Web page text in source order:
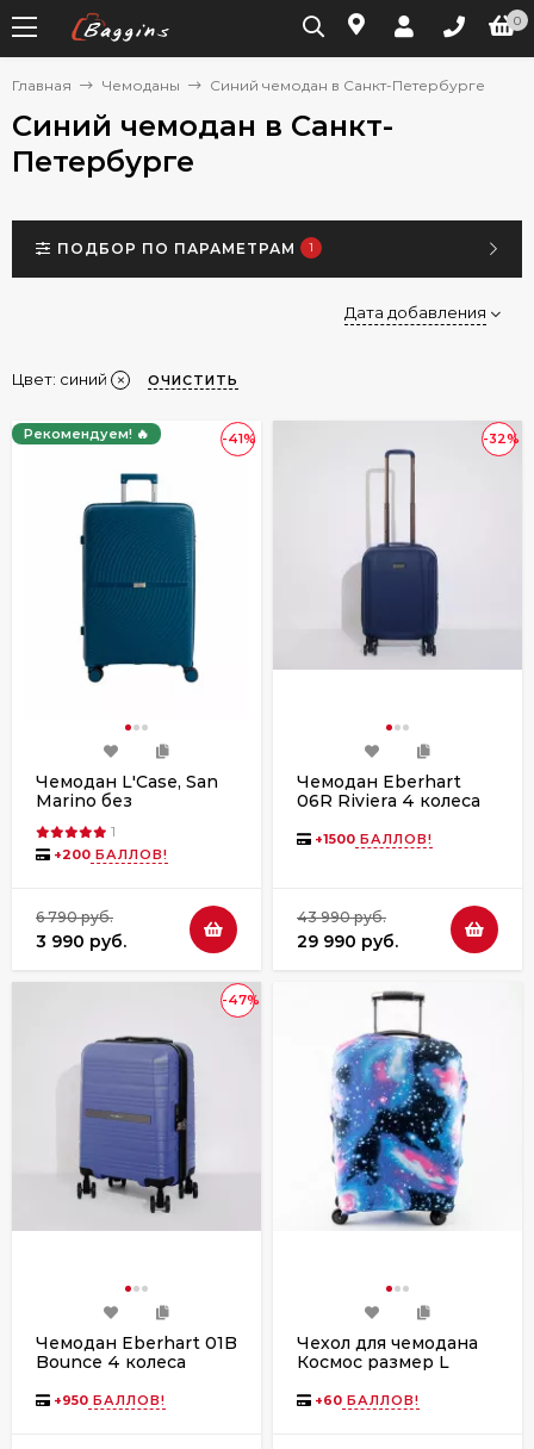
0
Главная Чемоданы Синий чемодан в Санкт-Петербурге
Синий чемодан в Санкт-
Петербурге
ПОДБОР ПО ПАРАМЕТРАМ 1
Дата добавления
Цвет: синий ОЧИСТИТЬ
-41%
Рекомендуем! 🔥
Чемодан L'Case, San
Marino без
1
+200 БАЛЛОВ!
6 790 руб.
3 990 руб.
-32%
Чемодан Eberhart
06R Riviera 4 колеса
+1500 БАЛЛОВ!
43 990 руб.
29 990 руб.
-47%
Чемодан Eberhart 01B
Bounce 4 колеса
+950 БАЛЛОВ!
Чехол для чемодана
Космос размер L
+60 БАЛЛОВ!